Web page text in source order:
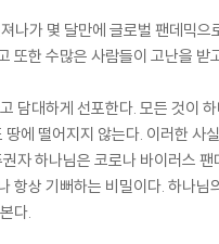
나가 몇 달만에 글로벌 팬데믹으
또한 수많은 사람들이 고난을 받
담대하게 선포한다. 모든 것이
에 떨어지지 않는다. 이러한 사
자 하나님은 코로나 바이러스
항상 기뻐하는 비밀이다. 하나님
다.